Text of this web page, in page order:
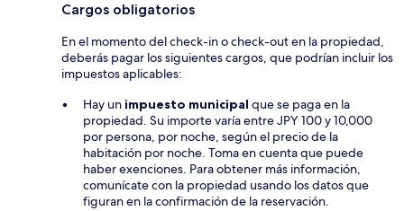
Cargos obligatorios
En el momento del check-in o check-out en la propiedad,
deberás pagar los siguientes cargos, que podrían incluir los
impuestos aplicables:
Hay unimpuesto municipal que se paga en la
propiedad. Su importe varía entre JPY 100 y 10,000
por persona, por noche, según el precio de la
habitación por noche. Toma en cuenta que puede
haber exenciones. Para obtener más información,
comunícate con la propiedad usando los datos que
figuran en la confirmación de la reservación.